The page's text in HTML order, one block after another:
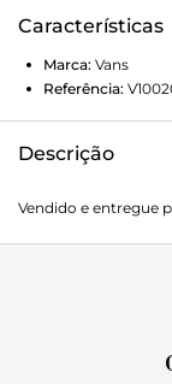
Características
Marca: Vans
Referência:
Descrição
VANS em um
costurado e a
conforto e
presença retrô
Vendido e entregue